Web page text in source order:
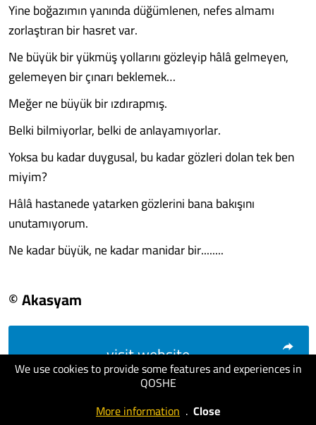
We use cookies to provide some features and experiences in
QOSHE
More information . Close
Yine boğazımın yanında düğümlenen, nefes almamı
zorlaştıran bir hasret var.
Ne büyük bir yükmüş yollarını gözleyip hâlâ gelmeyen,
gelemeyen bir çınarı beklemek…
Meğer ne büyük bir ızdırapmış.
Belki bilmiyorlar, belki de anlayamıyorlar.
Yoksa bu kadar duygusal, bu kadar gözleri dolan tek ben
miyim?
Hâlâ hastanede yatarken gözlerini bana bakışını
unutamıyorum.
Ne kadar büyük, ne kadar manidar bir........
© Akasyam
visit website